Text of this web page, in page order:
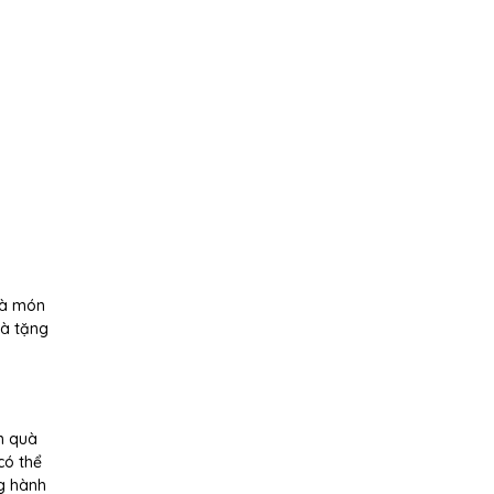
món
tặng
quà
thể
hành